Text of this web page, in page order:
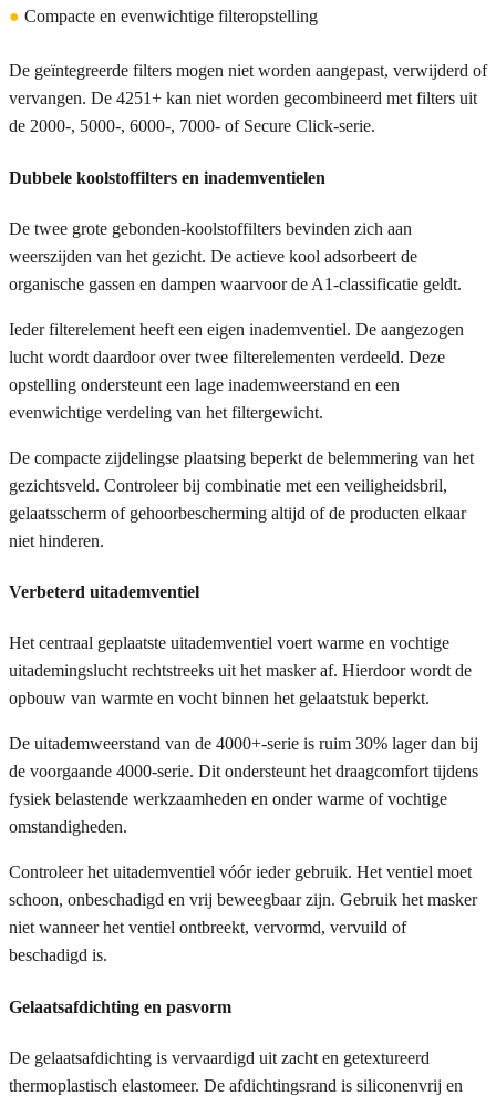
● Compacte en evenwichtige filteropstelling
De geïntegreerde filters mogen niet worden aangepast, verwijderd of
vervangen. De 4251+ kan niet worden gecombineerd met filters uit
de 2000-, 5000-, 6000-, 7000- of Secure Click-serie.
Dubbele koolstoffilters en inademventielen
De twee grote gebonden-koolstoffilters bevinden zich aan
weerszijden van het gezicht. De actieve kool adsorbeert de
organische gassen en dampen waarvoor de A1-classificatie geldt.
Ieder filterelement heeft een eigen inademventiel. De aangezogen
lucht wordt daardoor over twee filterelementen verdeeld. Deze
opstelling ondersteunt een lage inademweerstand en een
evenwichtige verdeling van het filtergewicht.
De compacte zijdelingse plaatsing beperkt de belemmering van het
gezichtsveld. Controleer bij combinatie met een veiligheidsbril,
gelaatsscherm of gehoorbescherming altijd of de producten elkaar
niet hinderen.
Verbeterd uitademventiel
Het centraal geplaatste uitademventiel voert warme en vochtige
uitademingslucht rechtstreeks uit het masker af. Hierdoor wordt de
opbouw van warmte en vocht binnen het gelaatstuk beperkt.
De uitademweerstand van de 4000+-serie is ruim 30% lager dan bij
de voorgaande 4000-serie. Dit ondersteunt het draagcomfort tijdens
fysiek belastende werkzaamheden en onder warme of vochtige
omstandigheden.
Controleer het uitademventiel vóór ieder gebruik. Het ventiel moet
schoon, onbeschadigd en vrij beweegbaar zijn. Gebruik het masker
niet wanneer het ventiel ontbreekt, vervormd, vervuild of
beschadigd is.
Gelaatsafdichting en pasvorm
De gelaatsafdichting is vervaardigd uit zacht en getextureerd
thermoplastisch elastomeer. De afdichtingsrand is siliconenvrij en